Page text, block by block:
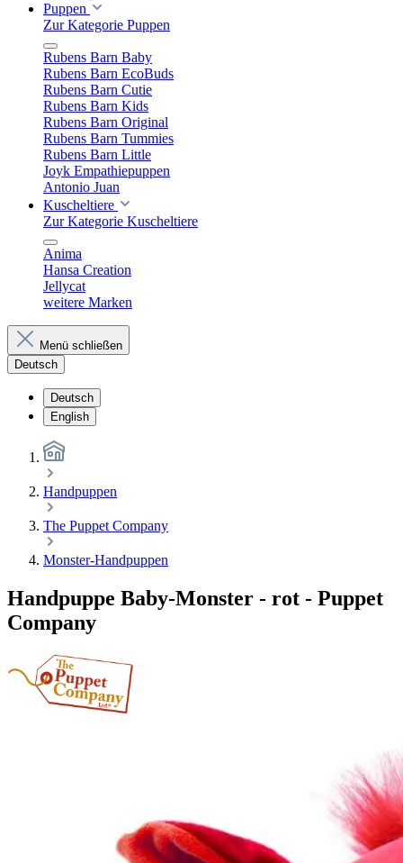
Puppen
Zur Kategorie Puppen
Rubens Barn Baby
Rubens Barn EcoBuds
Rubens Barn Cutie
Rubens Barn Kids
Rubens Barn Original
Rubens Barn Tummies
Rubens Barn Little
Joyk Empathiepuppen
Antonio Juan
Kuscheltiere
Zur Kategorie Kuscheltiere
Anima
Hansa Creation
Jellycat
weitere Marken
Menü schließen
Deutsch
Deutsch
English
Handpuppen
The Puppet Company
Monster-Handpuppen
Handpuppe Baby-Monster - rot - Puppet
Company